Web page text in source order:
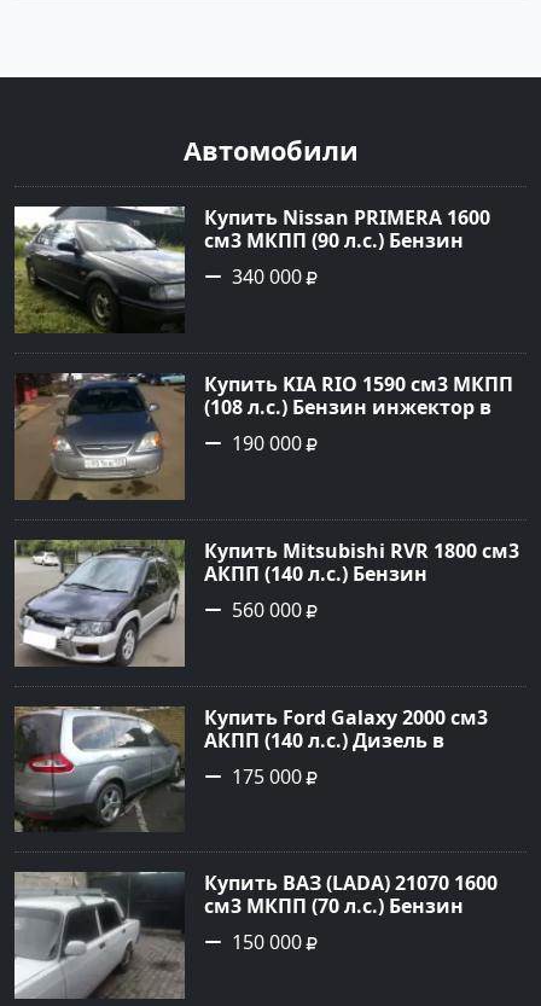
Автомобили
Купить Nissan PRIMERA 1600
см3 МКПП (90 л.с.) Бензин
инжектор в Петровская: цвет
Зеленый Седан 1994 года по
Авторынок23
340 000
Купить KIA RIO 1590 см3 МКПП
(108 л.с.) Бензин инжектор в
Краснодар: цвет серебристый
Седан 2004 года по цене 190000
190 000
Купить Mitsubishi RVR 1800 см3
АКПП (140 л.с.) Бензин
инжектор в Троицкая : цвет
Черный Минивэн 1998 года по
Авторынок23
560 000
Купить Ford Galaxy 2000 см3
АКПП (140 л.с.) Дизель в
Новороссийск: цвет серый
металик Минивэн 2008 года по
Авторынок23
175 000
Купить ВАЗ (LADA) 21070 1600
см3 МКПП (70 л.с.) Бензин
инжектор в Платнировская:
цвет Белый Седан 2000 года по
150 000